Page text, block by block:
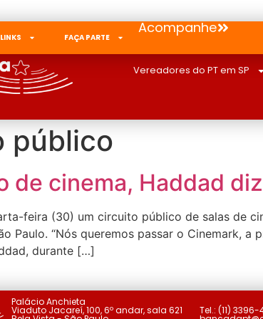
LINKS
FAÇA PARTE
Acompanhe
Vereadores do PT em SP
público
de cinema, Haddad
feira (30) um circuito público de salas de
Paulo. “Nós queremos passar o Cinemark,
durante […]
Palácio Anchieta
Viaduto Jacareí, 100, 6º andar, sala 621 Tel.: (11) 3396-